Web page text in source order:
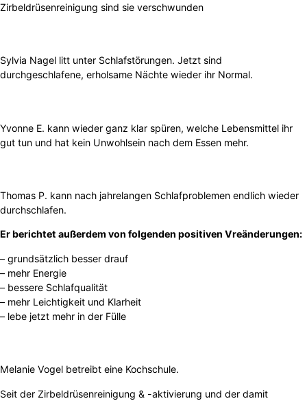
Zirbeldrüsenreinigung sind sie verschwunden
Sylvia Nagel litt unter Schlafstörungen. Jetzt sind
durchgeschlafene, erholsame Nächte wieder ihr Normal.
Yvonne E. kann wieder ganz klar spüren, welche Lebensmittel ihr
gut tun und hat kein Unwohlsein nach dem Essen mehr.
Thomas P. kann nach jahrelangen Schlafproblemen endlich wieder
durchschlafen.
Er berichtet außerdem von folgenden positiven Vreänderungen:
– grundsätzlich besser drauf
– mehr Energie
– bessere Schlafqualität
– mehr Leichtigkeit und Klarheit
– lebe jetzt mehr in der Fülle
Melanie Vogel betreibt eine Kochschule.
Seit der Zirbeldrüsenreinigung & -aktivierung und der damit